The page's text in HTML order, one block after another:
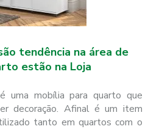
tendência na área de
estão na Loja
é uma mobília para quarto que
decoração. Afinal é um item
tanto em quartos com o